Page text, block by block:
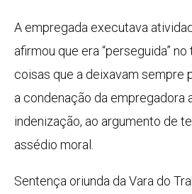
A empregada executava
afirmou que era “perseguida” no
coisas que a deixavam sempre
a condenação da empregadora
indenização, ao argumento de
assédio moral.
Sentença oriunda da Vara do